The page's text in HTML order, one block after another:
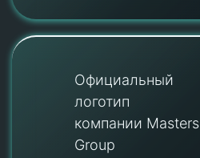
Официальный
логотип
компании Masters
Group